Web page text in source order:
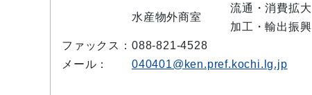
水産物外商室
流通・消費拡大
加工・輸出振興
ファックス： 088-821-4528
メール：
040401@ken.pref.kochi.lg.jp